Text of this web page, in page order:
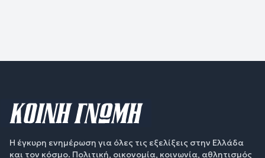
Η έγκυρη ενημέρωση για όλες τις εξελίξεις στην Ελλάδα
και τον κόσμο. Πολιτική, οικονομία, κοινωνία, αθλητισμός